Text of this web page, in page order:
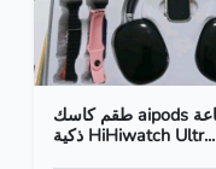
طقم كاسك aipods ساعة
ذكية HiHiwatch Ultr...